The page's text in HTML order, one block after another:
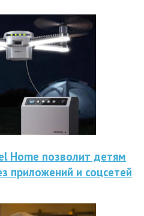
Home позволит детям
приложений и соцсетей